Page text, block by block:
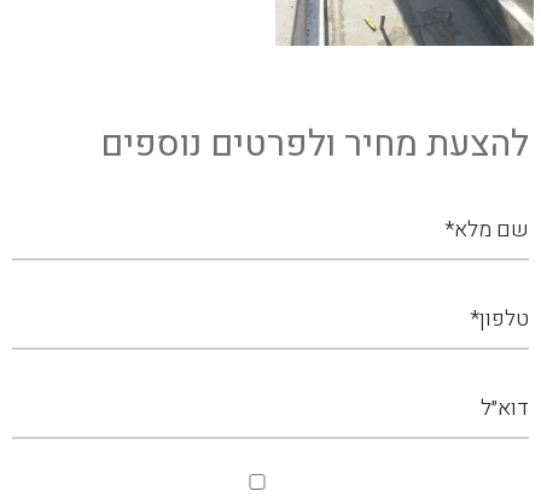
להצעת מחיר ולפרטים נוספים